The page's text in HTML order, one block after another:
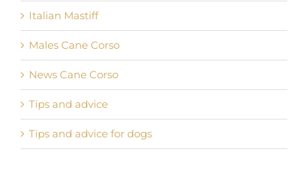
Italian Mastiff
Males Cane Corso
News Cane Corso
Tips and advice
Tips and advice for dogs